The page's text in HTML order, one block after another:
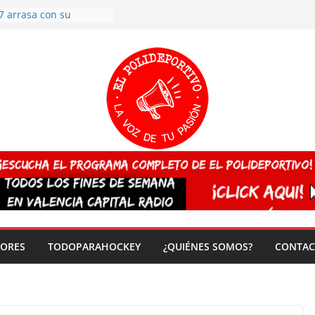
arrasa con su
España sub20
del mundo
vez!
TODOPARAHOCKEY ¿QUIÉNES SOMOS?